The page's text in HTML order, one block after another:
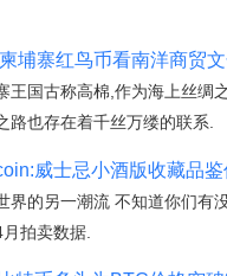
埔寨红鸟币看南洋商贸
王国古称高棉,作为海上丝绸
路也存在着千丝万缕的联系.
威士忌小酒版收藏品
界的另一潮流 不知道你们有
拍卖数据.